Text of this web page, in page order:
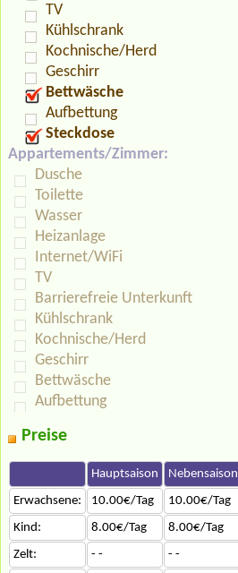
TV
Kühlschrank
Kochnische/Herd
Geschirr
Bettwäsche
Aufbettung
Steckdose
Appartements/Zimmer:
Dusche
Toilette
Wasser
Heizanlage
Internet/WiFi
TV
Barrierefreie Unterkunft
Kühlschrank
Kochnische/Herd
Geschirr
Bettwäsche
Aufbettung
Preise
Hauptsaison Nebensaison
Erwachsene:
10.00€/Tag 10.00€/Tag
Kind:
8.00€/Tag 8.00€/Tag
Zelt:
- - - -